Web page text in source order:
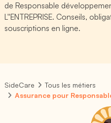
de Responsable
L''ENTREPRISE. Conseils,
souscriptions en ligne.
SideCare
Tous les métiers
Assurance pour